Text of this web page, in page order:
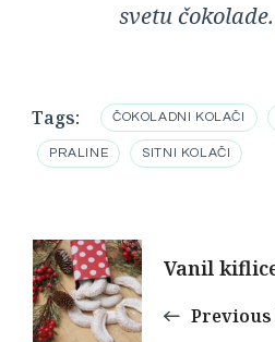
svetu čokolade.
Tags: ČOKOLADNI KOLAČI
PRALINE SITNI KOLAČI
Post
Navigation
Vanil
Previous